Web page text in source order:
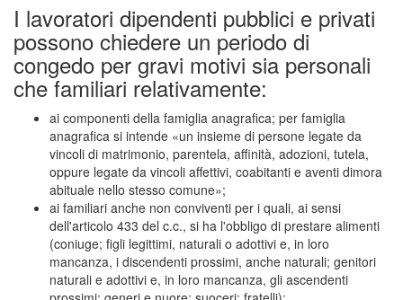
I lavoratori dipendenti pubblici e privati
possono chiedere un periodo di
congedo per gravi motivi sia personali
che familiari relativamente:
ai componenti della famiglia anagrafica; per famiglia
anagrafica si intende «un insieme di persone legate da
vincoli di matrimonio, parentela, affinità, adozioni, tutela,
oppure legate da vincoli affettivi, coabitanti e aventi dimora
abituale nello stesso comune»;
ai familiari anche non conviventi per i quali, ai sensi
dell'articolo 433 del c.c., si ha l'obbligo di prestare alimenti
(coniuge; figli legittimi, naturali o adottivi e, in loro
mancanza, i discendenti prossimi, anche naturali; genitori
naturali e adottivi e, in loro mancanza, gli ascendenti